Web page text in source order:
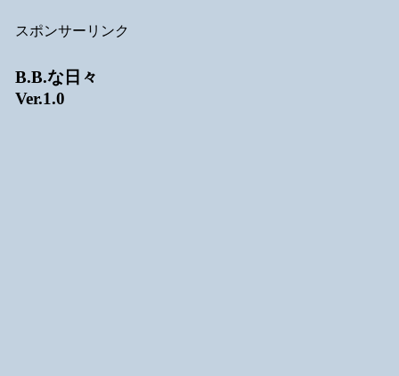
スポンサーリンク
B.B.な日々
Ver.1.0